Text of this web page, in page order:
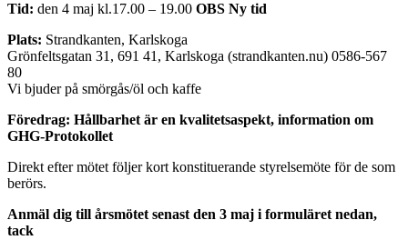
Tid: den 4 maj kl.17.00 – 19.00 OBS Ny tid
Plats: Strandkanten, Karlskoga
Grönfeltsgatan 31, 691 41, Karlskoga (strandkanten.nu) 0586-567
80
Vi bjuder på smörgås/öl och kaffe
Föredrag: Hållbarhet är en kvalitetsaspekt, information om
GHG-Protokollet
Direkt efter mötet följer kort konstituerande styrelsemöte för de som
berörs.
Anmäl dig till årsmötet senast den 3 maj i formuläret nedan,
tack